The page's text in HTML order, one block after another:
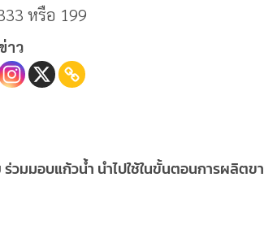
หรือ 199
าว
ร่วมมอบแก้วน้ำ นำไปใช้ในขั้นตอนการผลิตขา